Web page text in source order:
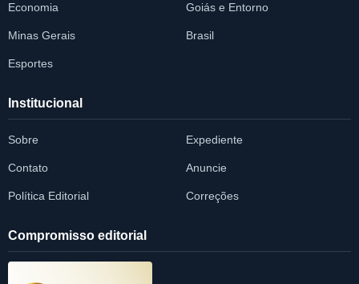
Economia Goiás e Entorno
Minas Gerais Brasil
Esportes
Institucional
Sobre Expediente
Contato Anuncie
Política Editorial Correções
Compromisso editorial